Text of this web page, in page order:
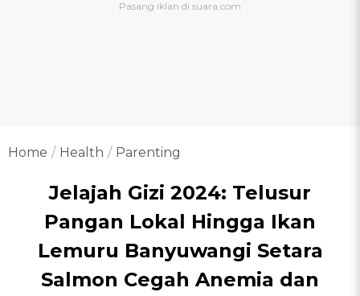
Home Health Parenting
Jelajah Gizi 2024: Telusur
Pangan Lokal Hingga Ikan
Lemuru Banyuwangi Setara
Salmon Cegah Anemia dan